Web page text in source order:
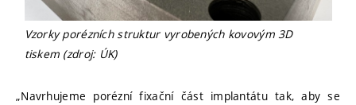
Vzorky porézních struktur vyrobených kovovým 3D
tiskem (zdroj: ÚK)
„Navrhujeme porézní fixační část implantátu tak, aby se